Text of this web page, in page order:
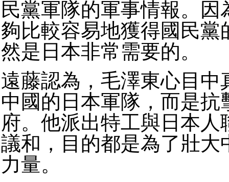
民黨軍隊的軍事情報。
夠比較容易地獲得國民
然是日本非常需要的。
遠藤認為，毛澤東心目
中國的日本軍隊，而是
府。他派出特工與日本
議和，目的都是為了壯
力量。